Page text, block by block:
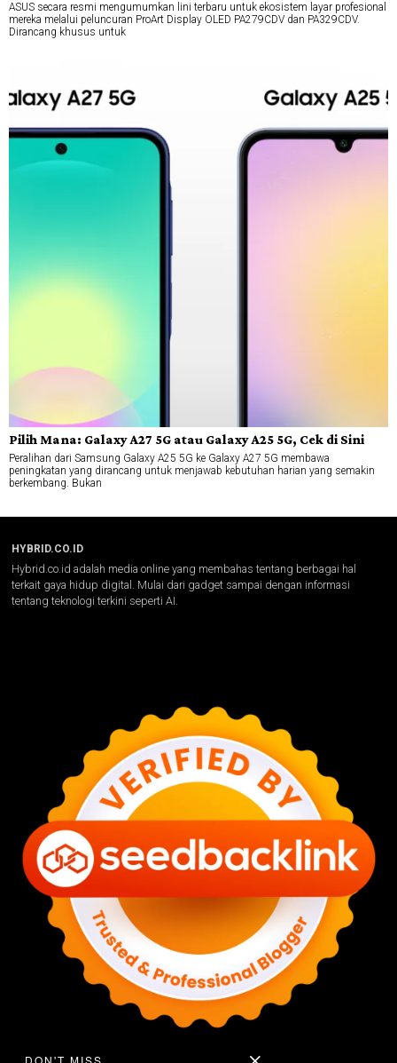
ASUS secara resmi mengumumkan lini terbaru untuk ekosistem layar profesional
mereka melalui peluncuran ProArt Display OLED PA279CDV dan PA329CDV.
Dirancang khusus untuk
Pilih Mana: Galaxy A27 5G atau Galaxy A25 5G, Cek di Sini
Peralihan dari Samsung Galaxy A25 5G ke Galaxy A27 5G membawa
peningkatan yang dirancang untuk menjawab kebutuhan harian yang semakin
berkembang. Bukan
HYBRID.CO.ID
Hybrid.co.id adalah media online yang membahas tentang berbagai hal
terkait gaya hidup digital. Mulai dari gadget sampai dengan informasi
tentang teknologi terkini seperti AI.
DON'T MISS